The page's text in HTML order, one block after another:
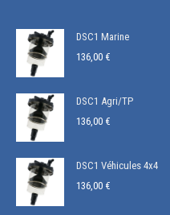
DSC1 Marine
136,00 €
DSC1 Agri/TP
136,00 €
DSC1 Véhicules 4x4
136,00 €